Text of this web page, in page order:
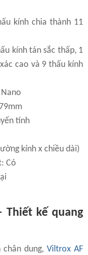
kính chia thành 11
kính tán sắc thấp, 1
cao và 9 thấu kính
tính
kính x chiều dài)
Có
Thiết kế quang
chân dung,Viltrox AF